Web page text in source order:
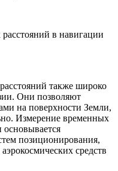
в навигации
также широко
Они позволяют
на поверхности Земли,
Измерение временных
основывается
позиционирования,
средств